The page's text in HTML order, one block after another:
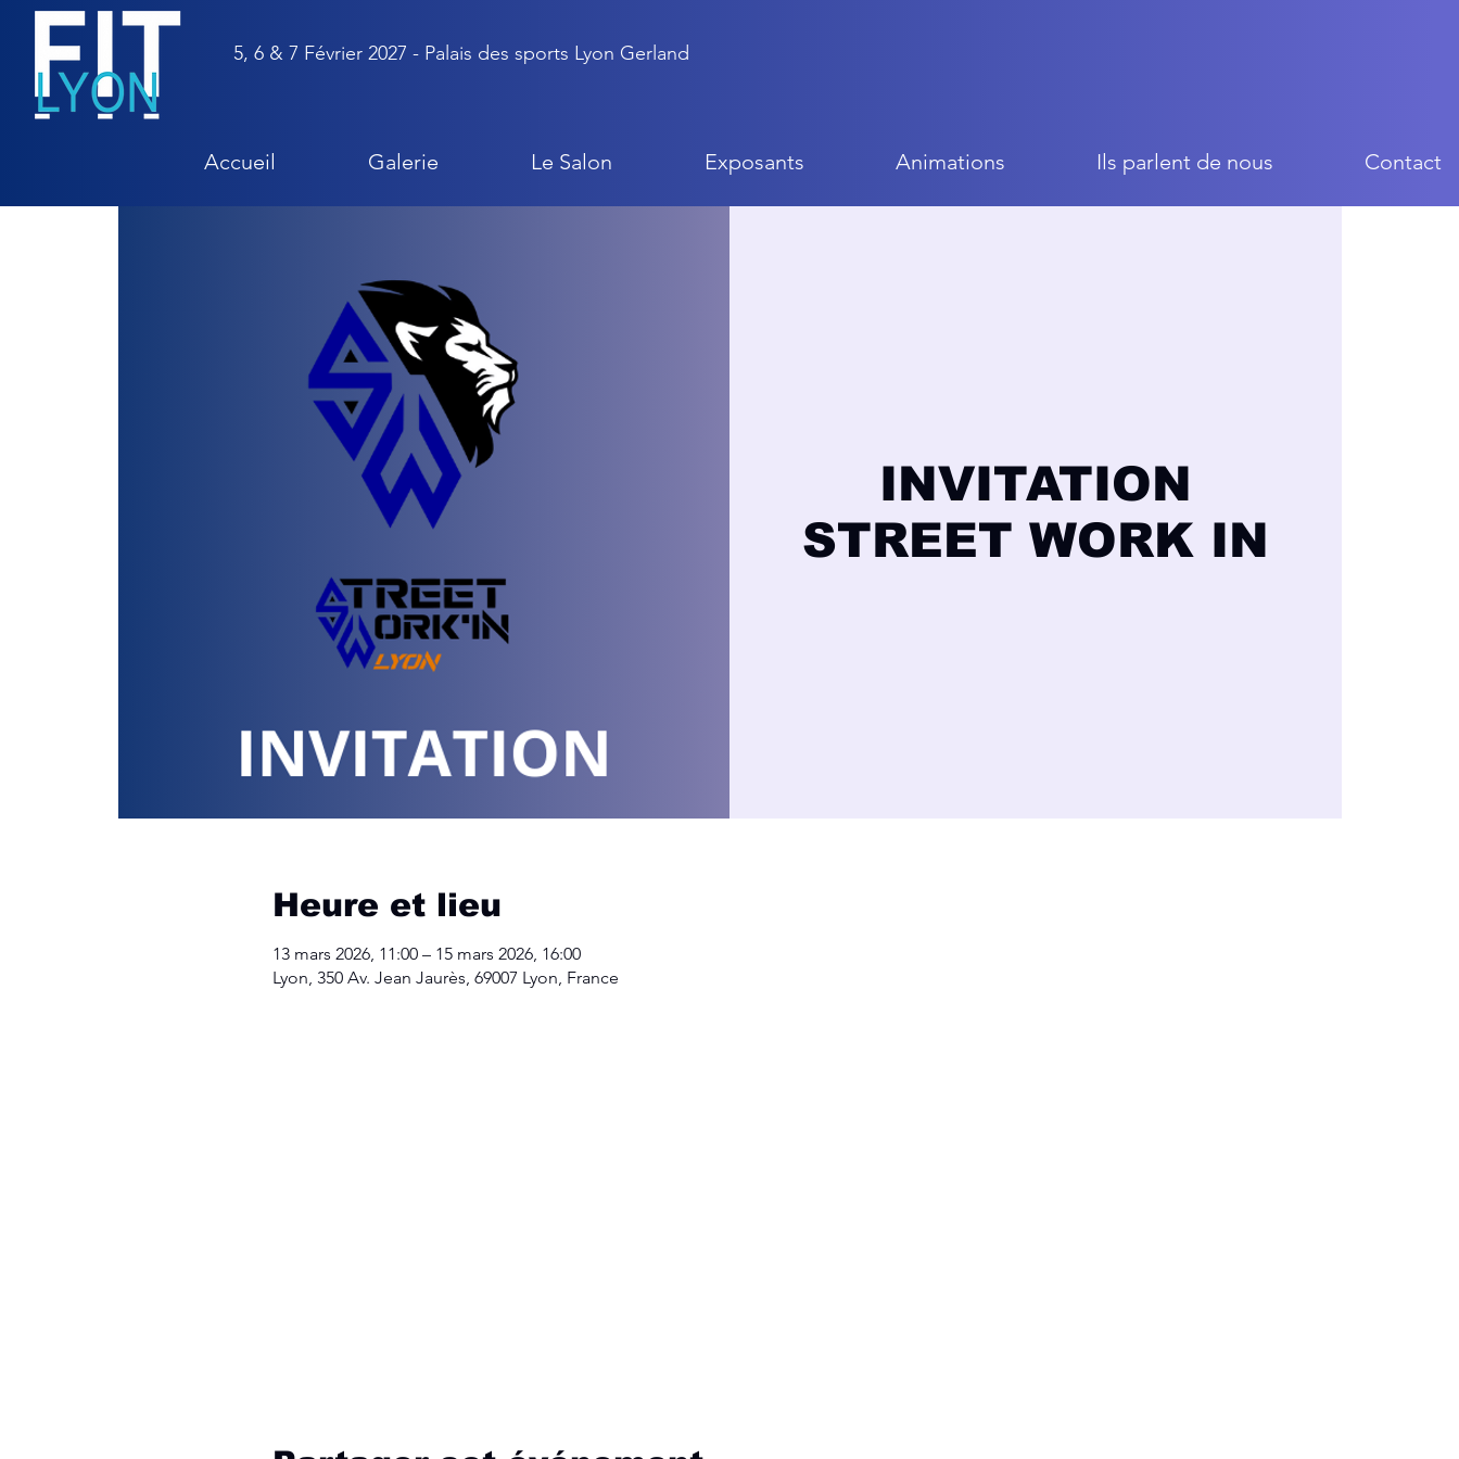
5, 6 & 7 Février 2027 - Palais des sports Lyon Gerland
Accueil Galerie Le Salon Exposants Animations Ils parlent de nous Contact
INVITATION
STREET WORK IN
Heure et lieu
13 mars 2026, 11:00 – 15 mars 2026, 16:00
Lyon, 350 Av. Jean Jaurès, 69007 Lyon, France